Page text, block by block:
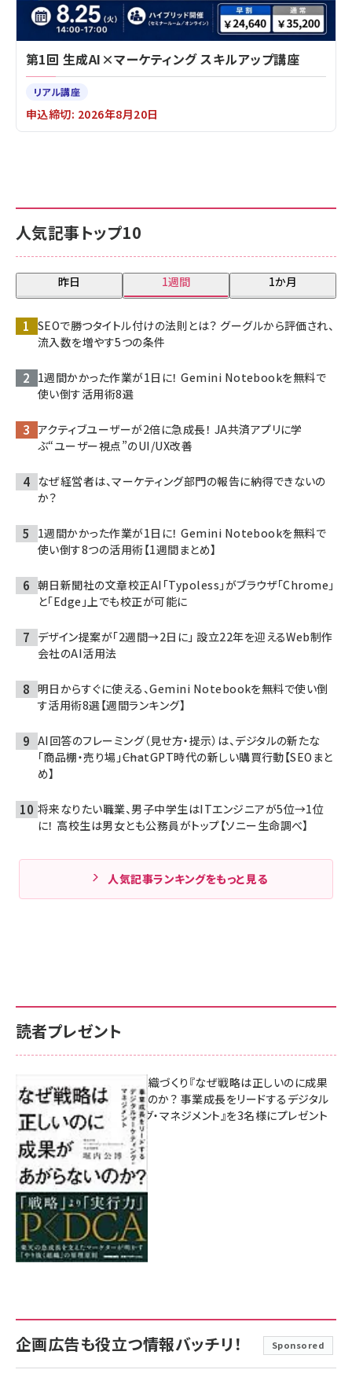
企画広告も役立つ情報バッチリ！ Sponsored
人気記事トップ10
昨日 1週間 1か月
SEOで勝つタイトル付けの法則とは？ グーグルから評価され、
流入数を増やす5つの条件
1週間かかった作業が1日に！ Gemini Notebookを無料で
使い倒す活用術8選
アクティブユーザーが2倍に急成長！ JA共済アプリに学
ぶ“ユーザー視点”のUI/UX改善
なぜ経営者は、マーケティング部門の報告に納得できないの
か？
1週間かかった作業が1日に！ Gemini Notebookを無料で
使い倒す8つの活用術【1週間まとめ】
朝日新聞社の文章校正AI「Typoless」がブラウザ「Chrome」
と「Edge」上でも校正が可能に
デザイン提案が「2週間→2日に」 設立22年を迎えるWeb制作
会社のAI活用法
明日からすぐに使える、Gemini Notebookを無料で使い倒
す活用術8選【週間ランキング】
AI回答のフレーミング（見せ方・提示）は、デジタルの新たな
「商品棚・売り場」――ChatGPT時代の新しい購買行動【SEOまと
め】
将来なりたい職業、男子中学生はITエンジニアが5位→1位
に！ 高校生は男女とも公務員がトップ【ソニー生命調べ】
人気記事ランキングをもっと見る
読者プレゼント
成果を生む組織づくり『なぜ戦略は正しいのに成果
があがらないのか？ 事業成長をリードするデジタル
マーケティング・マネジメント』を3名様にプレゼント
8月7日 10:00
第1回 生成AI×マーケティング スキルアップ講座
リアル講座
申込締切: 2026年8月20日